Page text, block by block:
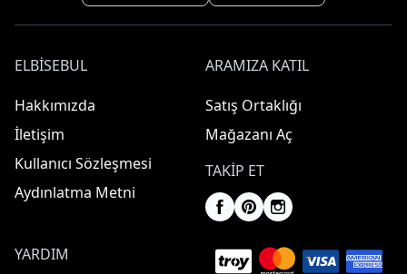
ELBISEBUL
Hakkımızda
İletişim
Kullanıcı Sözleşmesi
Aydınlatma Metni
ARAMIZA KATIL
Satış Ortaklığı
Mağazanı Aç
TAKIP ET
YARDIM